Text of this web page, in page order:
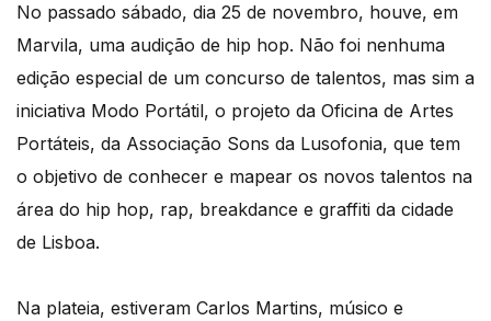
No passado sábado, dia 25 de novembro, houve, em
Marvila, uma audição de hip hop. Não foi nenhuma
edição especial de um concurso de talentos, mas sim a
iniciativa Modo Portátil, o projeto da Oficina de Artes
Portáteis, da Associação Sons da Lusofonia, que tem
o objetivo de conhecer e mapear os novos talentos na
área do hip hop, rap, breakdance e graffiti da cidade
de Lisboa.
Na plateia, estiveram Carlos Martins, músico e